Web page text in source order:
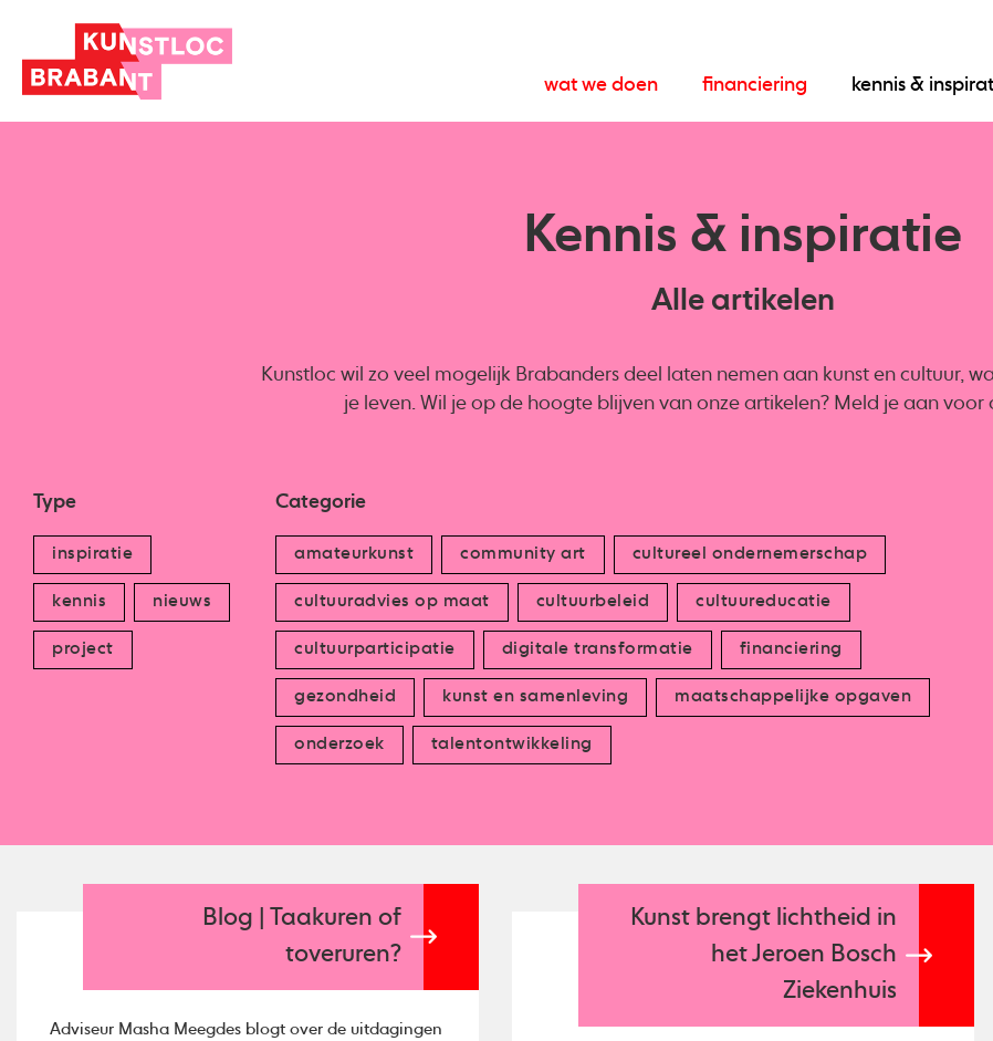
wat we doen financiering kennis &
Kennis & inspiratie
Alle artikelen
Kunstloc wil zo veel mogelijk Brabanders deel laten nemen aan kunst en cultuur,
je leven. Wil je op de hoogte blijven van onze artikelen? Meld je aan voor
Type
inspiratie
kennis nieuws
project
Categorie
amateurkunst community art cultureel ondernemerschap
cultuuradvies op maat cultuurbeleid cultuureducatie
cultuurparticipatie digitale transformatie financiering
gezondheid kunst en samenleving maatschappelijke opgaven
onderzoek talentontwikkeling
Blog | Taakuren of
toveruren?
Adviseur Masha Meegdes blogt over de uitdagingen
Kunst brengt lichtheid in
het Jeroen Bosch
Ziekenhuis